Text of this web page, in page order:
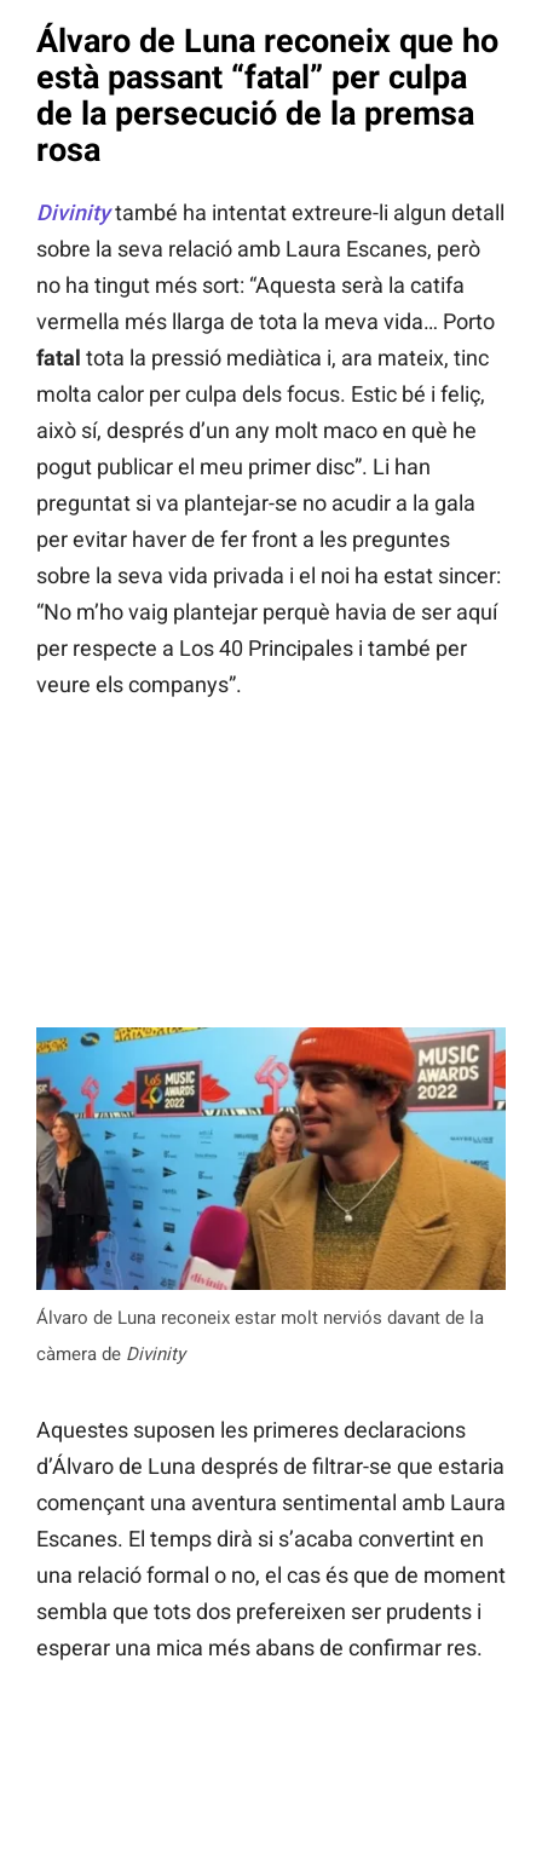
Álvaro de Luna reconeix que ho
està passant “fatal” per culpa
de la persecució de la premsa
rosa
Divinitytambé ha intentat extreure-li algun detall
sobre la seva relació amb Laura Escanes, però
no ha tingut més sort: “Aquesta serà la catifa
vermella més llarga de tota la meva vida… Porto
fatal tota la pressió mediàtica i, ara mateix, tinc
molta calor per culpa dels focus. Estic bé i feliç,
això sí, després d’un any molt maco en què he
pogut publicar el meu primer disc”. Li han
preguntat si va plantejar-se no acudir a la gala
per evitar haver de fer front a les preguntes
sobre la seva vida privada i el noi ha estat sincer:
“No m’ho vaig plantejar perquè havia de ser aquí
per respecte a Los 40 Principales i també per
veure els companys”.
Álvaro de Luna reconeix estar molt nerviós davant de la
càmera de Divinity
Aquestes suposen les primeres declaracions
d’Álvaro de Luna després de filtrar-se que estaria
començant una aventura sentimental amb Laura
Escanes. El temps dirà si s’acaba convertint en
una relació formal o no, el cas és que de moment
sembla que tots dos prefereixen ser prudents i
esperar una mica més abans de confirmar res.